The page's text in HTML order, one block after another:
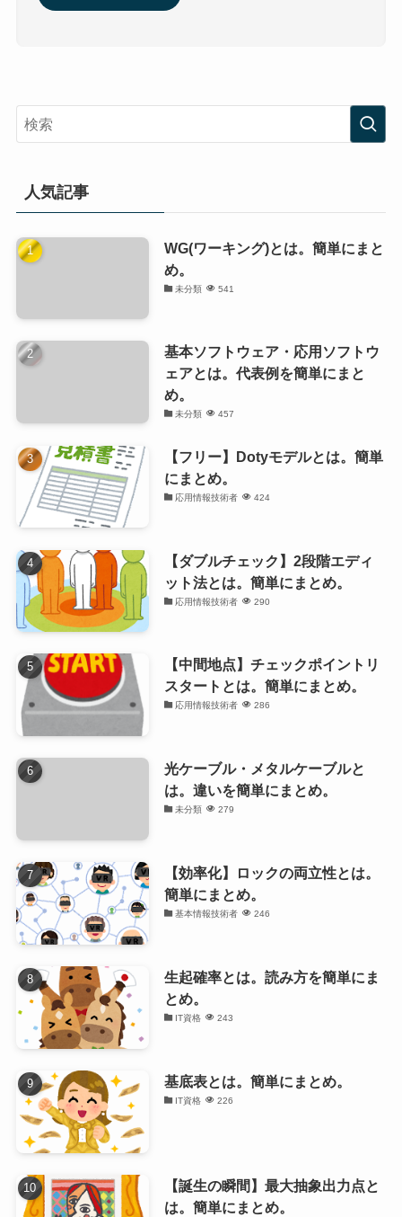
人気記事
WG(ワーキング)とは。簡単にまと
め。
未分類 541
基本ソフトウェア・応用ソフトウ
ェアとは。代表例を簡単にまと
め。
未分類 457
【フリー】Dotyモデルとは。簡単
にまとめ。
応用情報技術者 424
【ダブルチェック】2段階エディ
ット法とは。簡単にまとめ。
応用情報技術者 290
【中間地点】チェックポイントリ
スタートとは。簡単にまとめ。
応用情報技術者 286
光ケーブル・メタルケーブルと
は。違いを簡単にまとめ。
未分類 279
【効率化】ロックの両立性とは。
簡単にまとめ。
基本情報技術者 246
生起確率とは。読み方を簡単にま
とめ。
IT資格 243
基底表とは。簡単にまとめ。
IT資格 226
【誕生の瞬間】最大抽象出力点と
は。簡単にまとめ。